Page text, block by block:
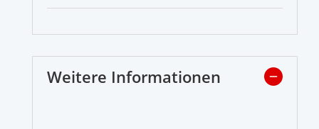
Weitere Informationen